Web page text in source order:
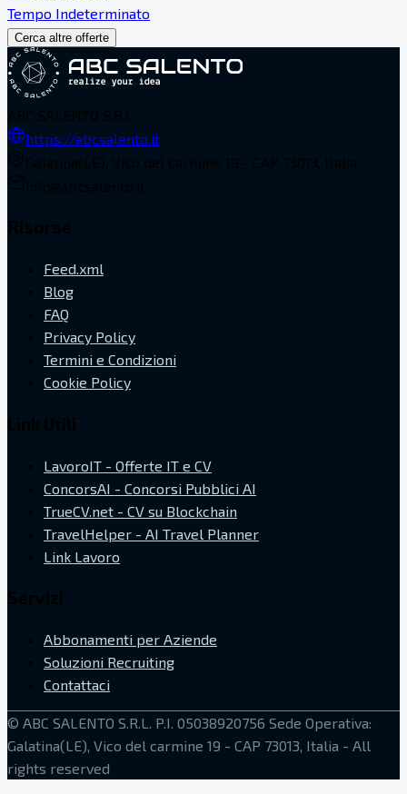
Tempo Indeterminato
Cerca altre offerte
https://abcsalento.it
Feed.xml
Blog
FAQ
Privacy Policy
Termini e Condizioni
Cookie Policy
LavoroIT - Offerte IT e CV
ConcorsAI - Concorsi Pubblici AI
TrueCV.net - CV su Blockchain
TravelHelper - AI Travel Planner
Link Lavoro
Abbonamenti per Aziende
Soluzioni Recruiting
Contattaci
© ABC SALENTO S.R.L. P.I. 05038920756 Sede Operativa:
Galatina(LE), Vico del carmine 19 - CAP 73013, Italia - All
rights reserved